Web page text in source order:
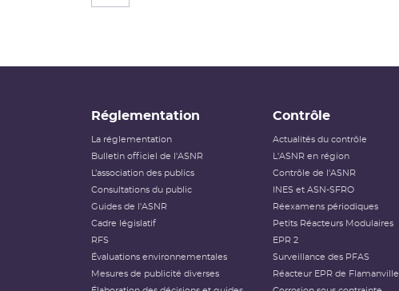
Réglementation
La réglementation
Bulletin officiel de l'ASNR
L’association des publics
Consultations du public
Guides de l'ASNR
Cadre législatif
RFS
Évaluations environnementales
Mesures de publicité diverses
Contrôle
Actualités du contrôle
L'ASNR en région
Contrôle de l'ASNR
INES et ASN-SFRO
Réexamens périodiques
Petits Réacteurs Modulaires
EPR 2
Surveillance des PFAS
Réacteur EPR de Flamanville